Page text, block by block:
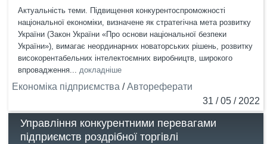
Актуальність теми. Підвищення конкурентоспроможності
національної економіки, визначене як стратегічна мета розвитку
України (Закон України «Про основи національної безпеки
України»), вимагає неординарних новаторських рішень, розвитку
високорентабельних інтелектоємних виробництв, широкого
впровадження... докладніше
Економіка підприємства /Автореферати
31 / 05 / 2022
Управління конкурентними перевагами
підприємств роздрібної торгівлі